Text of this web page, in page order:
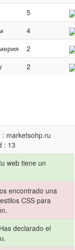
5
4
2
2
: marketsohp.ru
: 13
web tiene un
encontrado una
CSS para
declarado el